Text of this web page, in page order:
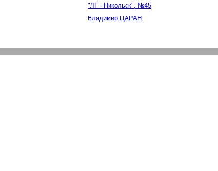
"ЛГ - Никольск", №45
Владимир ЦАРАН